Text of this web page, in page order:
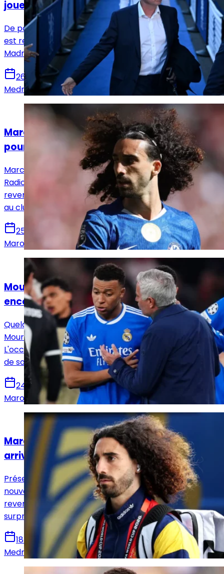
joueurs pour faire mon équipe »
De passage sur le podcast Beast Mode, José Mourinho
est revenu sur ce qu'il attend de son groupe au Real
Madrid et la mentalité que ses joueurs doivent avoir.
26 juin 2026
Medric Bouzermane
Actualités
Marc Cucurella : « Je ferai le sale boulot
pour Vinícius Jr »
Marc Cucurella s'est longuement exprimé au micro de
Radio MARCA et Radioestadio. Le latéral espagnol est
revenu sur son arrivée au Real Madrid et ses objectifs
au club.
25 juin 2026
Marouene Ghariani
Actualités
Mourinho : « Je vais aider Mbappé à devenir
encore meilleur »
Quelques jours après son retour au Real Madrid, José
Mourinho a accordé sa première grande interview.
L'occasion pour le Portugais d'esquisser les contours
de son nouveau projet.
24 juin 2026
Marouene Ghariani
Actualités
Marc Cucurella : « Quand le Real Madrid est
arrivé, je n'ai pas réfléchi »
Présent à la Coupe du monde avec l'Espagne et
nouveau joueur du Real Madrid, Marc Cucurella est
revenu sur son transfert qui a pris tout le monde par
surprise.
18 juin 2026
Medric Bouzermane